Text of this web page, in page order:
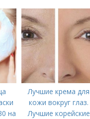
на
Лучшие крема для
кожи вокруг глаз.
Лучшие корейские